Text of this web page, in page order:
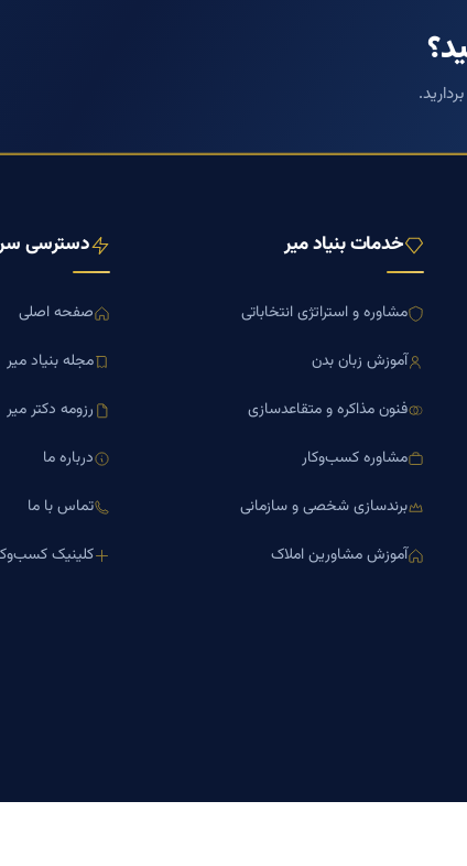
خدمات بنیاد میر
مشاوره و استراتژی انتخاباتی
آموزش زبان بدن
فنون مذاکره و متقاعدسازی
مشاوره کسب‌وکار
برندسازی شخصی و سازمانی
آموزش مشاورین املاک
دسترسی
صفحه اصلی
مجله بنیاد میر
رزومه دکتر میر
درباره ما
تماس با ما
کلینیک